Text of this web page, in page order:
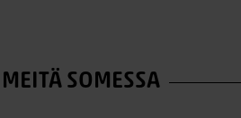
SOMESSA